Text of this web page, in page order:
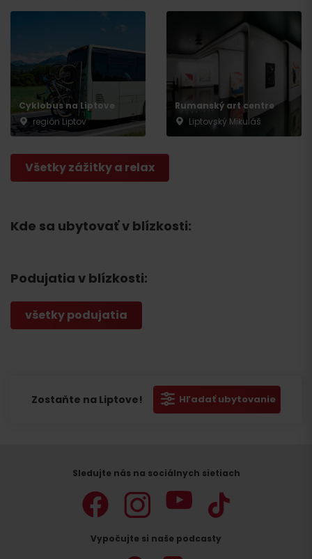
Cyklobus na Liptove
región Liptov
Rumanský art centre
Liptovský Mikuláš
Všetky zážitky a relax
Kde sa ubytovať v blízkosti:
Podujatia v blízkosti:
všetky podujatia
Zostaňte na Liptove! Hľadať ubytovanie
Sledujte nás na sociálnych sietiach
Vypočujte si naše podcasty